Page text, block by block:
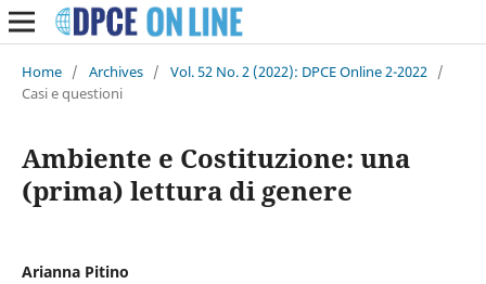
Home / Archives / Vol. 52 No. 2 (2022): DPCE Online 2-2022 /
Casi e questioni
Ambiente e Costituzione: una
(prima) lettura di genere
Arianna Pitino